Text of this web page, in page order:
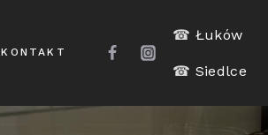
KONTAKT
☎ Łuków
☎ Siedlce